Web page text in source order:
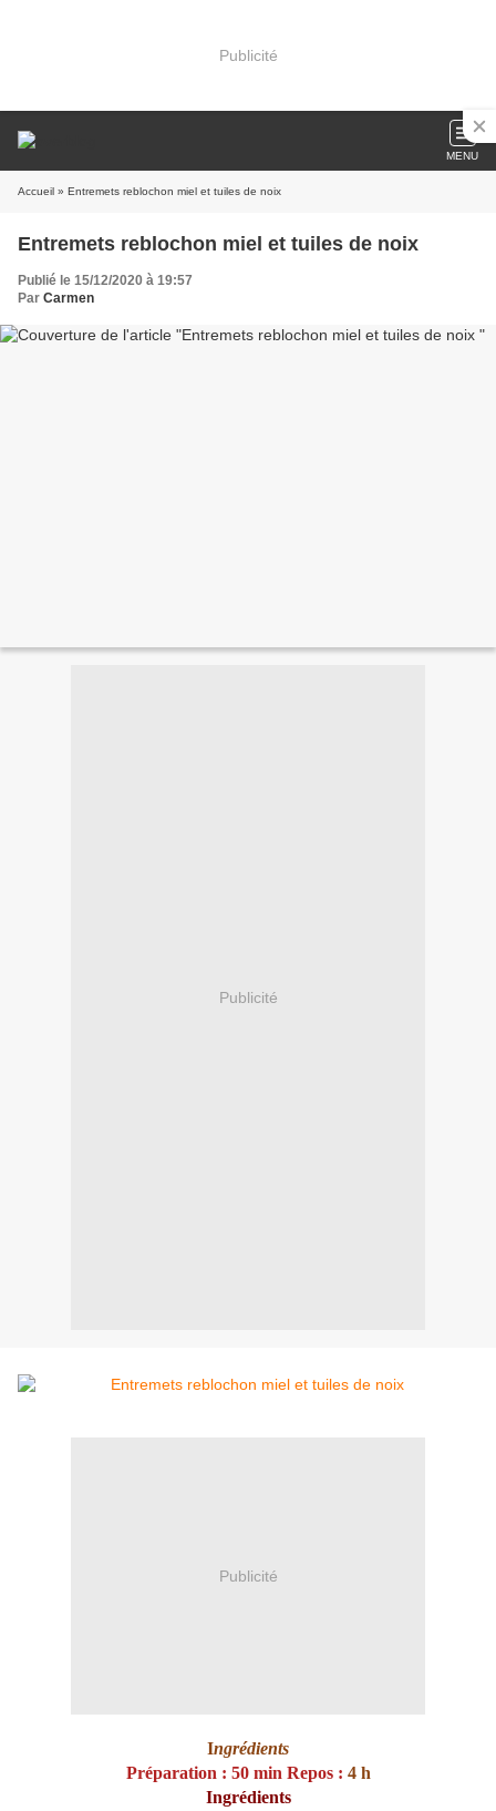
Publicité
MENU
Accueil » Entremets reblochon miel et tuiles de noix
Entremets reblochon miel et tuiles de noix
Publié le 15/12/2020 à 19:57
Par Carmen
Publicité
Publicité
Ingrédients
Préparation : 50 min Repos : 4 h
Ingrédients